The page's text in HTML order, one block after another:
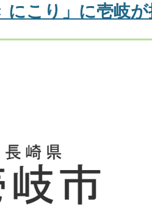
にこり」に壱岐